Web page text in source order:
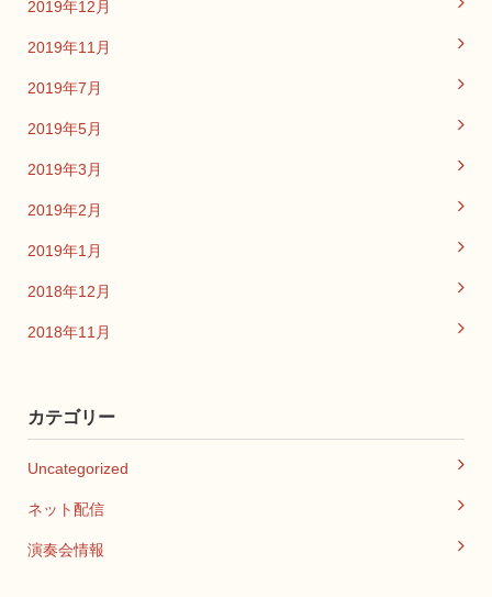
2019年12月
2019年11月
2019年7月
2019年5月
2019年3月
2019年2月
2019年1月
2018年12月
2018年11月
カテゴリー
Uncategorized
ネット配信
演奏会情報